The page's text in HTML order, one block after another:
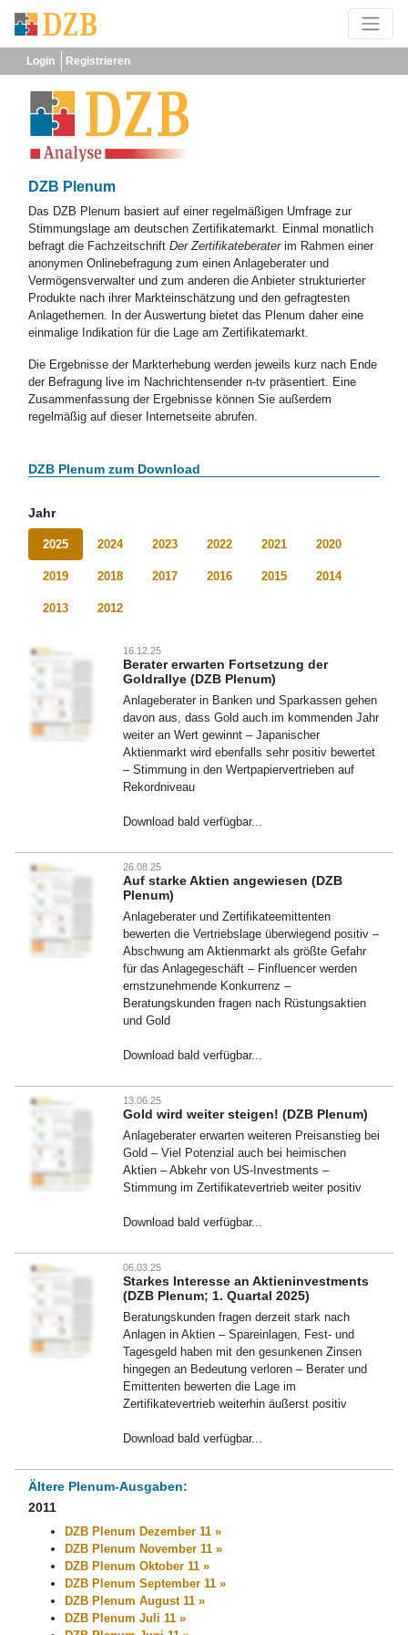
Login Registrieren
DZB Plenum
Das DZB Plenum basiert auf einer regelmäßigen Umfrage zur
Stimmungslage am deutschen Zertifikatemarkt. Einmal monatlich
befragt die Fachzeitschrift Der Zertifikateberaterim Rahmen einer
anonymen Onlinebefragung zum einen Anlageberater und
Vermögensverwalter und zum anderen die Anbieter strukturierter
Produkte nach ihrer Markteinschätzung und den gefragtesten
Anlagethemen. In der Auswertung bietet das Plenum daher eine
einmalige Indikation für die Lage am Zertifikatemarkt.
Die Ergebnisse der Markterhebung werden jeweils kurz nach Ende
der Befragung live im Nachrichtensender n-tv präsentiert. Eine
Zusammenfassung der Ergebnisse können Sie außerdem
regelmäßig auf dieser Internetseite abrufen.
DZB Plenum zum Download
Jahr
2025 2024 2023 2022 2021 2020
2019 2018 2017 2016 2015 2014
2013 2012
16.12.25
Berater erwarten Fortsetzung der
Goldrallye (DZB Plenum)
Anlageberater in Banken und Sparkassen gehen
davon aus, dass Gold auch im kommenden Jahr
weiter an Wert gewinnt – Japanischer
Aktienmarkt wird ebenfalls sehr positiv bewertet
– Stimmung in den Wertpapiervertrieben auf
Rekordniveau
Download bald verfügbar...
26.08.25
Auf starke Aktien angewiesen (DZB
Plenum)
Anlageberater und Zertifikateemittenten
bewerten die Vertriebslage überwiegend positiv –
Abschwung am Aktienmarkt als größte Gefahr
für das Anlagegeschäft – Finfluencer werden
ernstzunehmende Konkurrenz –
Beratungskunden fragen nach Rüstungsaktien
und Gold
Download bald verfügbar...
13.06.25
Gold wird weiter steigen! (DZB Plenum)
Anlageberater erwarten weiteren Preisanstieg bei
Gold – Viel Potenzial auch bei heimischen
Aktien – Abkehr von US-Investments –
Stimmung im Zertifikatevertrieb weiter positiv
Download bald verfügbar...
06.03.25
Starkes Interesse an Aktieninvestments
(DZB Plenum; 1. Quartal 2025)
Beratungskunden fragen derzeit stark nach
Anlagen in Aktien – Spareinlagen, Fest- und
Tagesgeld haben mit den gesunkenen Zinsen
hingegen an Bedeutung verloren – Berater und
Emittenten bewerten die Lage im
Zertifikatevertrieb weiterhin äußerst positiv
Download bald verfügbar...
Ältere Plenum-Ausgaben:
2011
DZB Plenum Dezember 11 »
DZB Plenum November 11 »
DZB Plenum Oktober 11 »
DZB Plenum September 11 »
DZB Plenum August 11 »
DZB Plenum Juli 11 »